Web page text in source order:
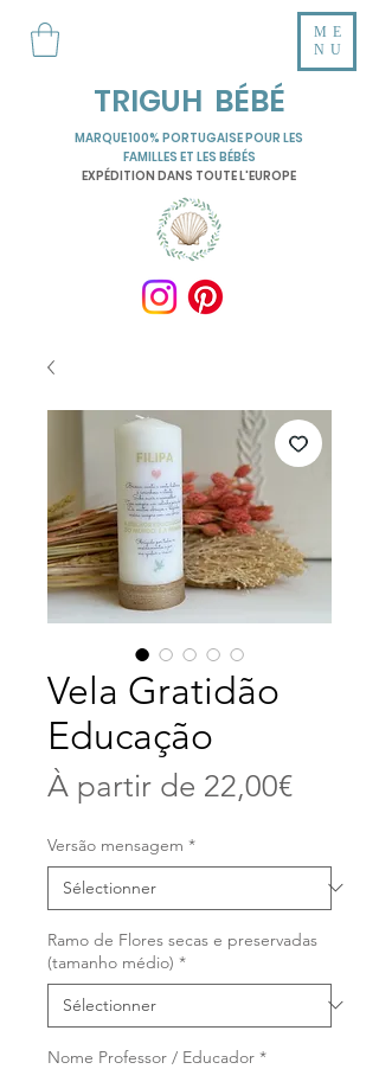
TRIGUH BÉBÉ
ME
NU
MARQUE 100% PORTUGAISE POUR LES
FAMILLES ET LES BÉBÉS
EXPÉDITION DANS TOUTE L'EUROPE
Vela Gratidão
Educação
À partir de 22,00€Prix
Versão mensagem *
Ramo de Flores secas e preservadas
(tamanho médio) *
Nome Professor / Educador *